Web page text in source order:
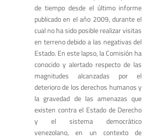
de tiempo desde el último informe
publicado en el año 2009, durante el
cual no ha sido posible realizar visitas
en terreno debido a las negativas del
Estado. En este lapso, la Comisión ha
conocido y alertado respecto de las
magnitudes alcanzadas por el
deterioro de los derechos humanos y
la gravedad de las amenazas que
existen contra el Estado de Derecho
y el sistema democrático
venezolano, en un contexto de